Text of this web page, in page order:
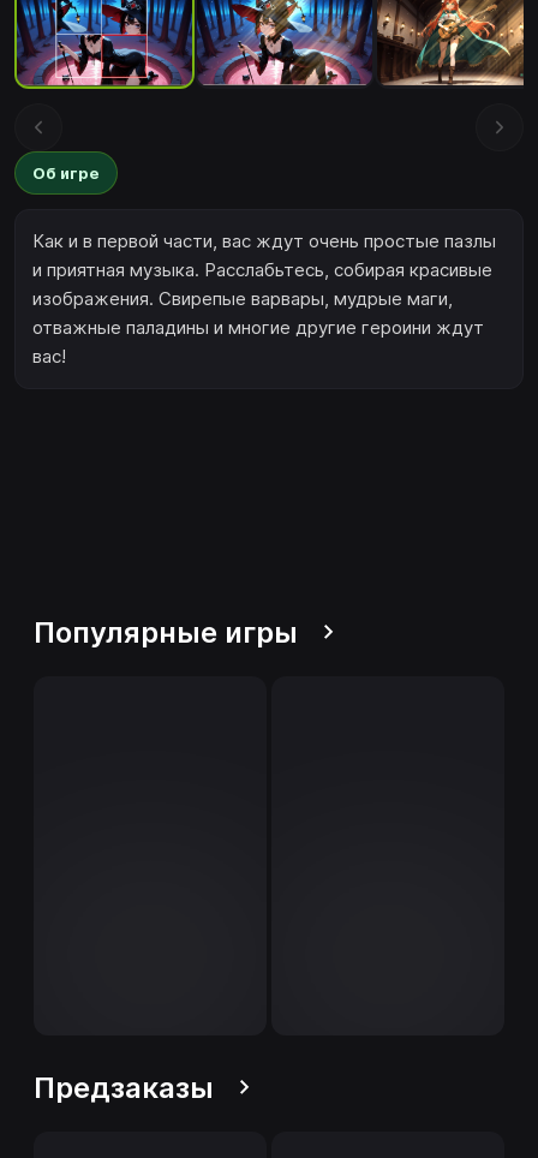
Об игре
Как и в первой части, вас ждут очень простые пазлы
и приятная музыка. Расслабьтесь, собирая красивые
изображения. Свирепые варвары, мудрые маги,
отважные паладины и многие другие героини ждут
вас!
Популярные игры
Предзаказы